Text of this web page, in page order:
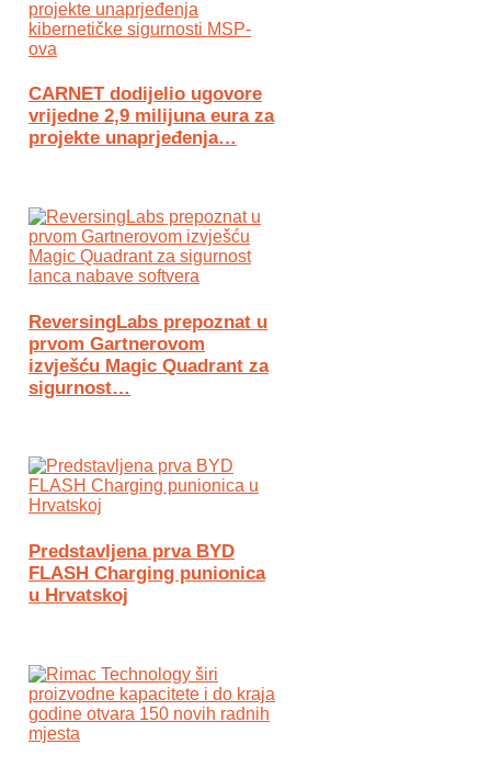
CARNET dodijelio ugovore
vrijedne 2,9 milijuna eura za
projekte unaprjeđenja…
ReversingLabs prepoznat u
prvom Gartnerovom
izvješću Magic Quadrant za
sigurnost…
Predstavljena prva BYD
FLASH Charging punionica
u Hrvatskoj